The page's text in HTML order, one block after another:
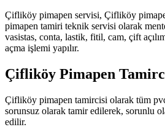
Çifliköy pimapen servisi, Çifliköy
pimapen tamiri teknik servisi olarak
vasistas, conta, lastik, fitil, cam, çift
açma işlemi yapılır.
Çifliköy Pimapen
Çifliköy pimapen tamircisi olarak tüm
sorunsuz olarak tamir edilerek, sorunlu
edilir.